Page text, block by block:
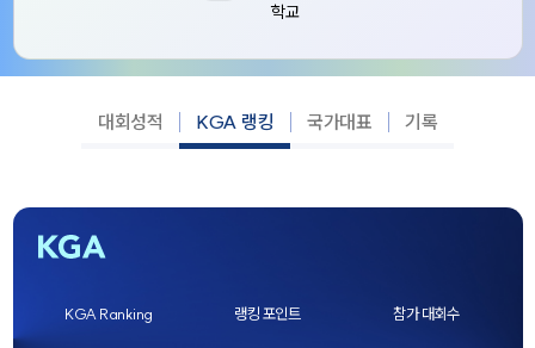
학교
대회성적 KGA 랭킹 국가대표 기록
KGA Ranking 랭킹 포인트 참가 대회수